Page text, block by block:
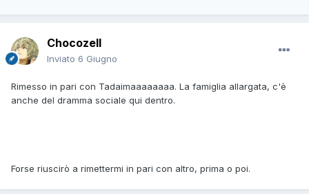
Chocozell
Inviato 6 Giugno
Rimesso in pari con Tadaimaaaaaaaa. La famiglia allargata, c'è
anche del dramma sociale qui dentro.
Forse riuscirò a rimettermi in pari con altro, prima o poi.